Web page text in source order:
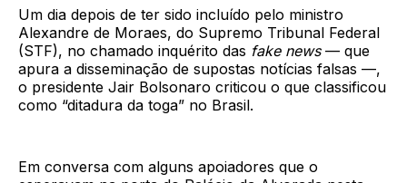
Um dia depois de ter sido incluído pelo ministro
Alexandre de Moraes, do Supremo Tribunal Federal
(STF), no chamado inquérito das fake news— que
apura a disseminação de supostas notícias falsas —,
o presidente Jair Bolsonaro criticou o que classificou
como “ditadura da toga” no Brasil.
Em conversa com alguns apoiadores que o